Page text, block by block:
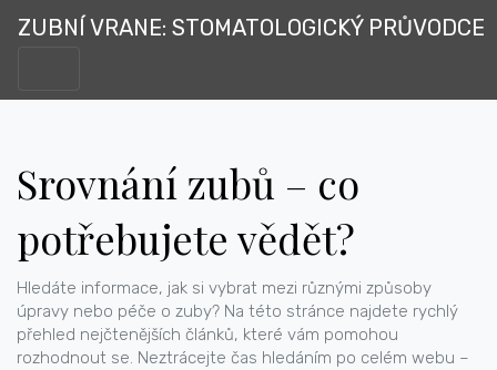
ZUBNÍ VRANE: STOMATOLOGICKÝ PRŮVODCE
Srovnání zubů – co
potřebujete vědět?
Hledáte informace, jak si vybrat mezi různými způsoby
úpravy nebo péče o zuby? Na této stránce najdete rychlý
přehled nejčtenějších článků, které vám pomohou
rozhodnout se. Neztrácejte čas hledáním po celém webu –